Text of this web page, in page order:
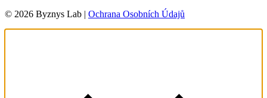
© 2026 Byznys Lab | Ochrana Osobních Údajů